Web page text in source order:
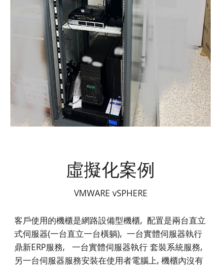
虛擬化案例
VMWARE vSPHERE
客戶使用的機櫃是網路設備型機櫃, 配置是兩台直立
式伺服器(一台直立一台橫躺), 一台實體伺服器執行
鼎新ERP服務, 一台實體伺服器執行 套裝系統服務,
另一台伺服器服務安裝在使用者電腦上, 機櫃內沒有